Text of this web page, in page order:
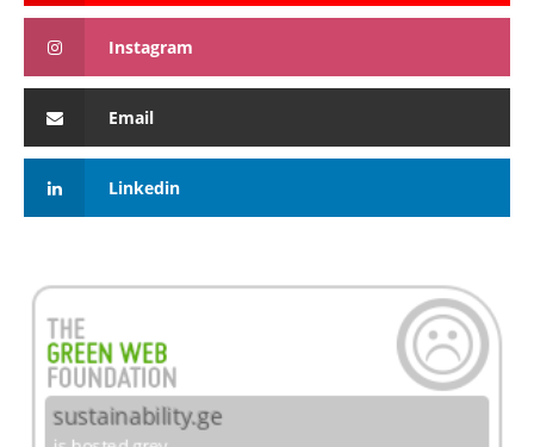
Instagram
Email
Linkedin